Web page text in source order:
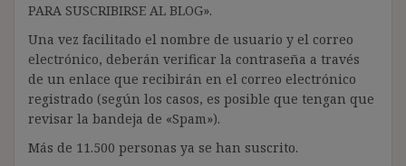
PARA SUSCRIBIRSE AL BLOG».
Una vez facilitado el nombre de usuario y el correo
electrónico, deberán verificar la contraseña a través
de un enlace que recibirán en el correo electrónico
registrado (según los casos, es posible que tengan que
revisar la bandeja de «Spam»).
Más de 11.500 personas ya se han suscrito.